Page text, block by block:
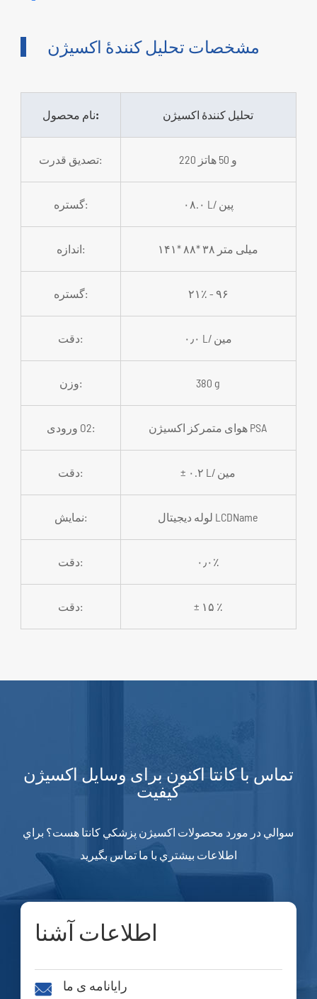
مشخصات تحلیل کنندۀ اکسیژن
نام محصول: تحلیل کنندۀ اکسیژن
تصدیق قدرت: 220 و 50 هاتز
گستره: ۰۸.۰ L/ پین
اندازه: ۱۴۱* ۸۸* ۳۸ میلی متر
گستره: ۲۱٪ - ۹۶
دقت: ۰٫۰ L/ مین
وزن: 380 g
ورودی O2: هوای متمرکز اکسیژن PSA
دقت: ± ۰.۲ L/ مین
نمایش: لوله دیجیتال LCDName
دقت: ۰٫۰٪
دقت: ± ۱۵ ٪
تماس با کانتا اکنون برای وسایل اکسیژن
کیفیت
سوالي در مورد محصولات اکسيژن پزشکي کانتا هست؟ براي
اطلاعات بيشتري با ما تماس بگيريد
اطلاعات آشنا

رایانامه ی ما